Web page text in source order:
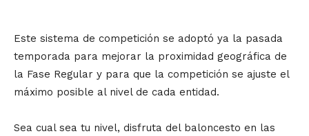
Este sistema de competición se adoptó ya la pasada
temporada para mejorar la proximidad geográfica de
la Fase Regular y para que la competición se ajuste el
máximo posible al nivel de cada entidad.
Sea cual sea tu nivel, disfruta del baloncesto en las